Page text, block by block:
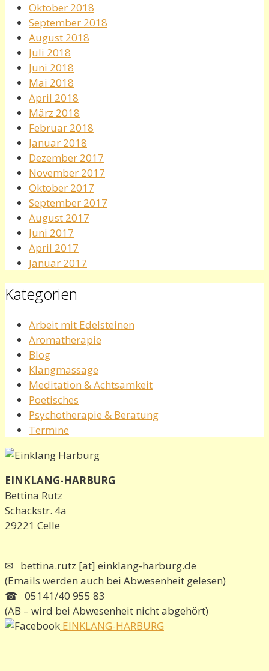
Oktober 2018
September 2018
August 2018
Juli 2018
Juni 2018
Mai 2018
April 2018
März 2018
Februar 2018
Januar 2018
Dezember 2017
November 2017
Oktober 2017
September 2017
August 2017
Juni 2017
April 2017
Januar 2017
Kategorien
Arbeit mit Edelsteinen
Aromatherapie
Blog
Klangmassage
Meditation & Achtsamkeit
Poetisches
Psychotherapie & Beratung
Termine
EINKLANG-HARBURG
Bettina Rutz
Schackstr. 4a
29221 Celle
✉ bettina.rutz [at] einklang-harburg.de
(Emails werden auch bei Abwesenheit gelesen)
☎ 05141/40 955 83
(AB – wird bei Abwesenheit nicht abgehört)
EINKLANG-HARBURG